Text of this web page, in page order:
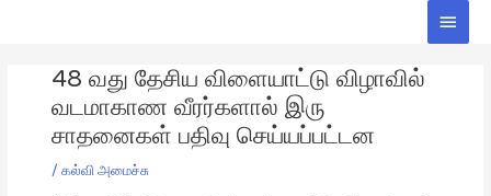
Main
48 வது தேசிய விளையாட்டு விழாவில்
வடமாகாண வீரர்களால் இரு
சாதனைகள் பதிவு செய்யப்பட்டன
/ கல்வி அமைச்சு
navigation